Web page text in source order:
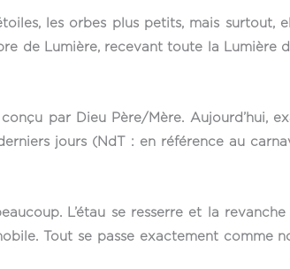
les orbes plus petits, mais surtout,
de Lumière, recevant toute la Lumière
par Dieu Père/Mère. Aujourd’hui,
jours (NdT : en référence au
L’étau se resserre et la
Tout se passe exactement comme